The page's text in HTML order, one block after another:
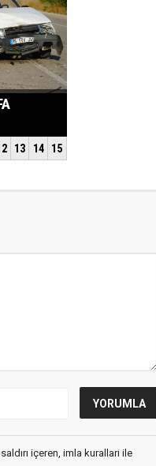
içeren, imla kuralları ile